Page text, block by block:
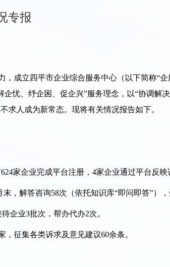
专报
成立四平市企业综合服务中心（以下简称“企
忧、纾企困、促企兴”服务理念，以“协调解
求人成为新常态。现将有关情况报告如下。
家企业完成平台注册，4家企业通过平台反映
解答咨询58次（依托知识库“即问即答”），
业3批次，帮办代办2次。
征集各类诉求及意见建议60余条。